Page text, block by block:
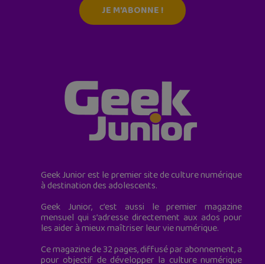
JE M'ABONNE !
Geek Junior est le premier site de culture numérique
à destination des adolescents.
Geek Junior, c’est aussi le premier magazine
mensuel qui s’adresse directement aux ados pour
les aider à mieux maîtriser leur vie numérique.
Ce magazine de 32 pages, diffusé par abonnement, a
pour objectif de développer la culture numérique